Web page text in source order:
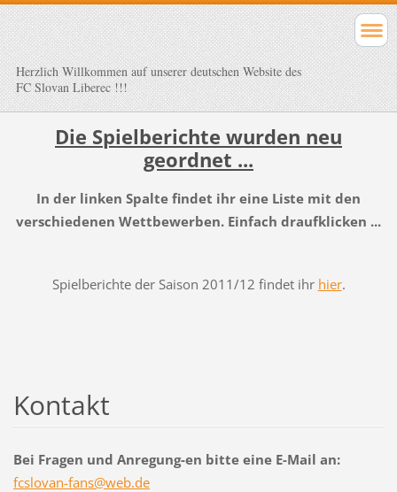
Herzlich Willkommen auf unserer deutschen Website des
FC Slovan Liberec !!!
Die Spielberichte wurden neu
geordnet ...
In der linken Spalte findet ihr eine Liste mit den
verschiedenen Wettbewerben. Einfach draufklicken ...
Spielberichte der Saison 2011/12 findet ihr hier.
Kontakt
Bei Fragen und Anregung-en bitte eine E-Mail an:
fcslovan-fans@web.de